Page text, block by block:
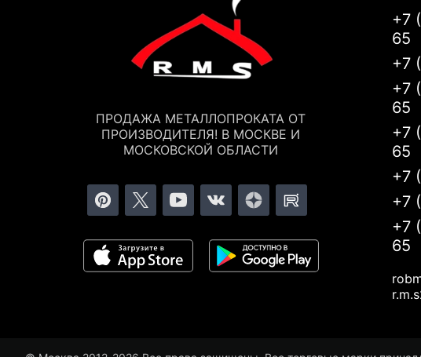
ПРОДАЖА МЕТАЛЛОПРОКАТА ОТ
ПРОИЗВОДИТЕЛЯ! В МОСКВЕ И
МОСКОВСКОЙ ОБЛАСТИ
+7
65
+7
+7
65
+7
65
+7
+7
+7
65